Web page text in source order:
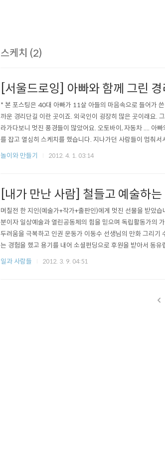
스케치 (2)
[서울드로잉] 아빠와 함께 그린
* 본 포스팅은 40대 아빠가 11살 아들의 마음속으로 들어가
까운 경리단길 이란 곳이죠. 외국인이 굉장히 많은 곳이래요.
라가다보니 멋진 풍경들이 많았어요. 오토바이, 자동차 .... 아
를 잡고 열심히 스케치를 했습니다. 지나가던 사람들이 멈춰
갑자기 우리 앞에 차가 와서 우리를 가로 막았어요. 아빠는 차
놀이와 만들기 2012. 4. 1. 03:14
[내가 만난 사람] 철들고 예술하
며칠전 한 지인(예술가+작가+출판인)에게 멋진 선물을 받았
분이자 일상예술과 열린공동체의 힘을 믿으며 독립활동가의
두려움을 극복하고 인권 운동가 이동수 선생님의 만화 그리
는 경험을 했고 용기를 내어 소셜펀딩으로 후원을 받아서
간 여행하고 여행중에 그린 작품으로 독립출판을 해서 후원해
일과 사람들 2012. 3. 9. 04:51